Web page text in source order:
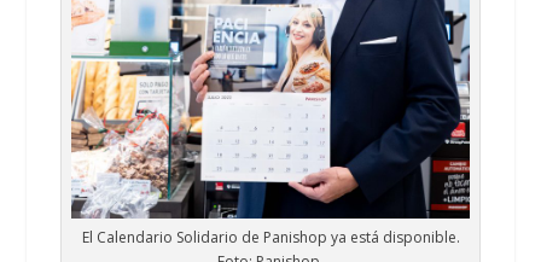
El Calendario Solidario de Panishop ya está disponible.